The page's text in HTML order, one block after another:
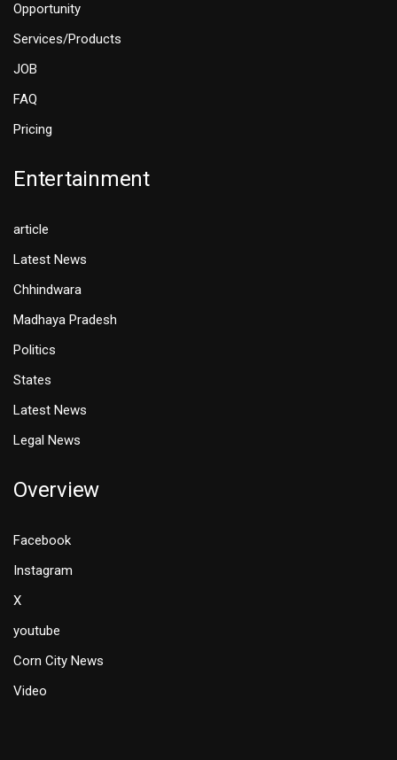
Opportunity
Services/Products
JOB
FAQ
Pricing
Entertainment
article
Latest News
Chhindwara
Madhaya Pradesh
Politics
States
Latest News
Legal News
Overview
Facebook
Instagram
X
youtube
Corn City News
Video